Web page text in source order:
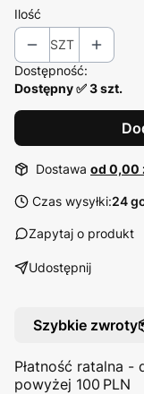
Ilość
SZT
Dostępność:
Dostępny ✅ 3 szt.
Dostawa od 0,00
Czas wysyłki:24
Zapytaj o produkt
Udostępnij
Szybkie
Płatność ratalna
powyżej 100 PLN